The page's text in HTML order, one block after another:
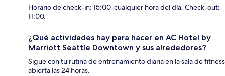
Horario de check-in: 15:00-cualquier hora del día. Check-out:
11:00.
¿Qué actividades hay para hacer en AC Hotel by
Marriott Seattle Downtown y sus alrededores?
Sigue con tu rutina de entrenamiento diaria en la sala de fitness
abierta las 24 horas.